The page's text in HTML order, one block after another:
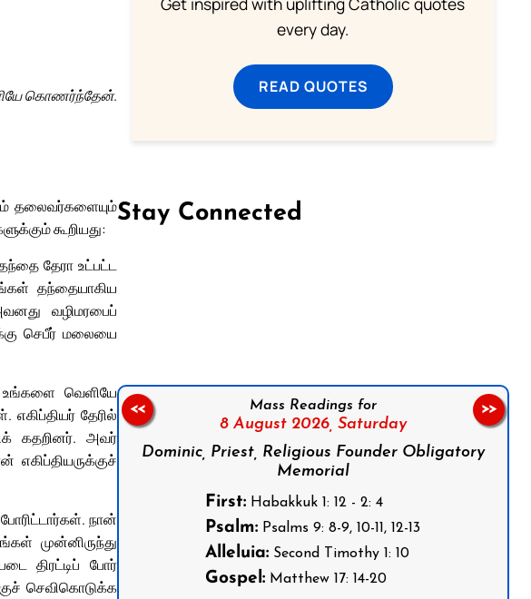
கொணர்ந்தேன்.
தலைவர்களையும்
கூறியது:
தேரா உட்பட்ட
தந்தையாகிய
வழிமரபைப்
செபீர் மலையை
வெளியே
தேரில்
கதறினர். அவர்
நான்
முன்னிருந்து
திரட்டிப் போர்
செவிகொடுக்க
every day.
READ QUOTES
Stay Connected
Follow us on Facebook
Mass Readings for
8 August 2026, Saturday
Dominic, Priest, Religious Founder Obligatory
Memorial
First: Habakkuk 1: 12 - 2: 4
Psalm: Psalms 9: 8-9, 10-11, 12-13
Alleluia: Second Timothy 1: 10
Gospel: Matthew 17: 14-20
<< >>